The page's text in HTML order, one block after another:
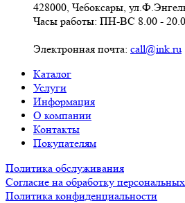
428000, Чебоксары,
Часы работы: ПН-ВС 8.00 -
Электронная почта: call@ink.ru
Каталог
Услуги
Информация
О компании
Контакты
Покупателям
Политика обслуживания
Согласие на обработку
Политика конфиденциальности